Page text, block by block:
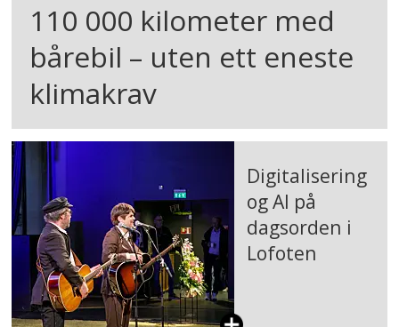
110 000 kilometer med
bårebil – uten ett eneste
klimakrav
Digitalisering
og AI på
dagsorden i
Lofoten